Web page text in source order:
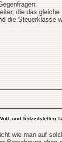
die das
die Steuerklasse
und Teilzeitstellen #
wie man auf